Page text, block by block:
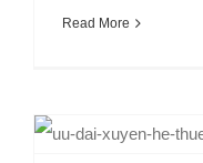
Read More